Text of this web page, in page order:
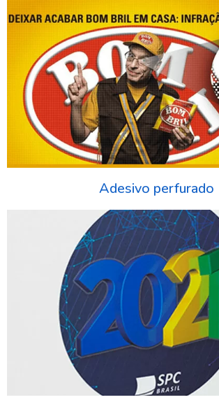
Adesivo perfurado